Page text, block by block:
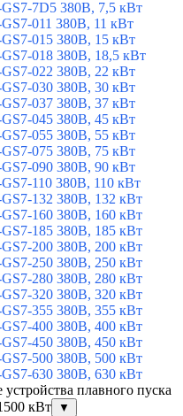
7D5 380В, 7,5 кВт
011 380В, 11 кВт
015 380В, 15 кВт
018 380В, 18,5 кВт
022 380В, 22 кВт
030 380В, 30 кВт
037 380В, 37 кВт
045 380В, 45 кВт
055 380В, 55 кВт
075 380В, 75 кВт
090 380В, 90 кВт
110 380В, 110 кВт
132 380В, 132 кВт
160 380В, 160 кВт
185 380В, 185 кВт
200 380В, 200 кВт
250 380В, 250 кВт
280 380В, 280 кВт
320 380В, 320 кВт
355 380В, 355 кВт
400 380В, 400 кВт
450 380В, 450 кВт
500 380В, 500 кВт
630 380В, 630 кВт
плавного пуска
кВт
▼